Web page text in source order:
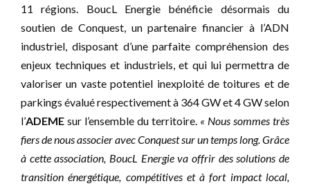
11 régions. BoucL Energie bénéficie désormais du
soutien de Conquest, un partenaire financier à l’ADN
industriel, disposant d’une parfaite compréhension des
enjeux techniques et industriels, et qui lui permettra de
valoriser un vaste potentiel inexploité de toitures et de
parkings évalué respectivement à 364 GW et 4 GW selon
l’ADEME sur l’ensemble du territoire. « Nous sommes très
fiers de nous associer avec Conquest sur un temps long. Grâce
à cette association, BoucL Energie va offrir des solutions de
transition énergétique, compétitives et à fort impact local,